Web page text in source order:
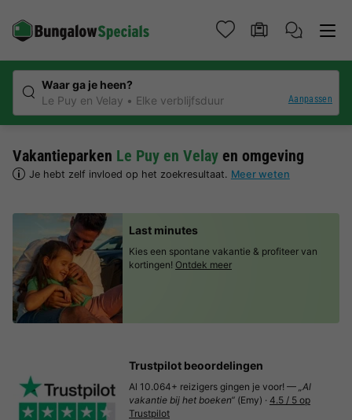
Waar ga je heen?
Le Puy en Velay
Elke verblijfsduur Aanpassen
Vakantieparken Le Puy en Velay en omgeving
Je hebt zelf invloed op het zoekresultaat. Meer weten
Last minutes
Kies een spontane vakantie & profiteer van
kortingen! Ontdek meer
Trustpilot beoordelingen
Al 10.064+ reizigers gingen je voor! — „Al
vakantie bij het boeken“ (Emy) · 4.5 / 5 op
Trustpilot